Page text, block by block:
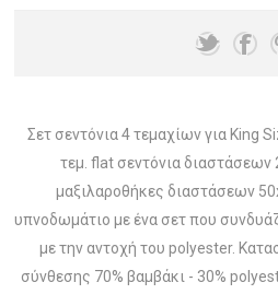
Σετ σεντόνια 4 τεμαχίων για King
τεμ. flat σεντόνια διαστάσεων
μαξιλαροθήκες διαστάσεων
υπνοδωμάτιο με ένα σετ που
με την αντοχή του polyester.
σύνθεσης 70% βαμβάκι - 30%